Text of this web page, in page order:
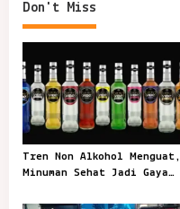
n
a
v
i
g
a
t
Don't Miss
Tren Non Alkohol Menguat,
Minuman Sehat Jadi Gaya